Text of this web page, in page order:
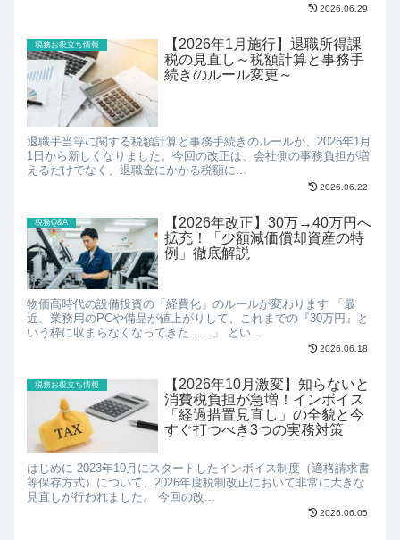
2026.06.29
税務お役立ち情報
【2026年1月施行】退職所得課
税の見直し～税額計算と事務手
続きのルール変更～
退職手当等に関する税額計算と事務手続きのルールが、2026年1月
1日から新しくなりました。今回の改正は、会社側の事務負担が増
えるだけでなく、退職金にかかる税額に...
2026.06.22
税務Q&A
【2026年改正】30万→40万円へ
拡充！「少額減価償却資産の特
例」徹底解説
物価高時代の設備投資の「経費化」のルールが変わります 「最
近、業務用のPCや備品が値上がりして、これまでの『30万円』と
いう枠に収まらなくなってきた……」 とい...
2026.06.18
税務お役立ち情報
【2026年10月激変】知らないと
消費税負担が急増！インボイス
「経過措置見直し」の全貌と今
すぐ打つべき3つの実務対策
はじめに 2023年10月にスタートしたインボイス制度（適格請求書
等保存方式）について、2026年度税制改正において非常に大きな
見直しが行われました。 今回の改...
2026.06.05